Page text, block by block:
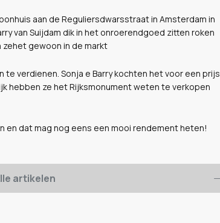
aan de Reguliersdwarsstraat in Amsterdam in
van Suijdam dik in het onroerendgoed zitten roken
gewoon in de markt
verdienen. Sonja e Barry kochten het voor een prijs
hebben ze het Rijksmonument weten te verkopen
en dat mag nog eens een mooi rendement heten!
artikelen